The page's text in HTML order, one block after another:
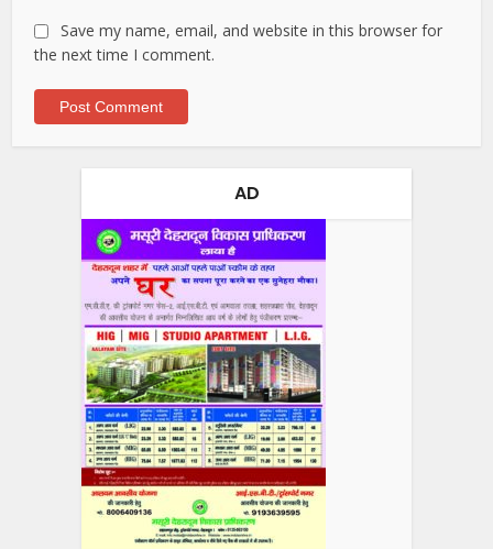
Save my name, email, and website in this browser for
the next time I comment.
AD